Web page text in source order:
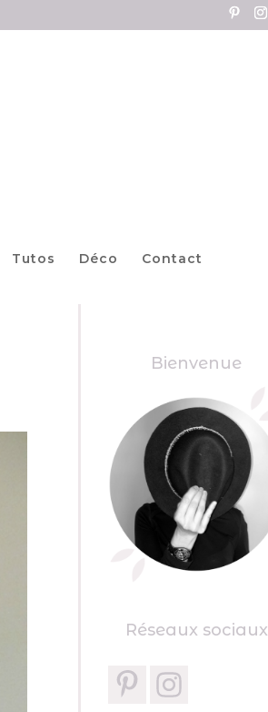
Tutos Déco Contact
Bienvenue
Réseaux sociaux